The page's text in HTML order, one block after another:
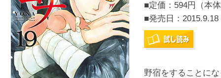
■定価：594円（本
■発売日： 2015.9.18
野宿をすることに